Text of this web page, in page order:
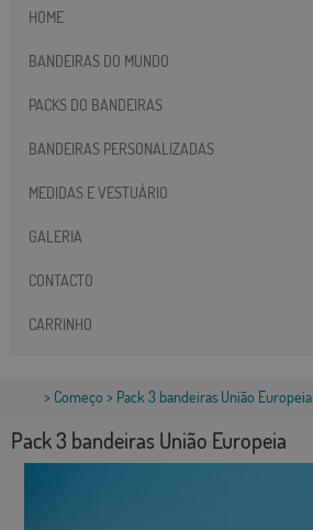
HOME
BANDEIRAS DO MUNDO
PACKS DO BANDEIRAS
BANDEIRAS PERSONALIZADAS
MEDIDAS E VESTUÁRIO
GALERIA
CONTACTO
CARRINHO
> Começo > Pack 3 bandeiras União Europeia
Pack 3 bandeiras União Europeia